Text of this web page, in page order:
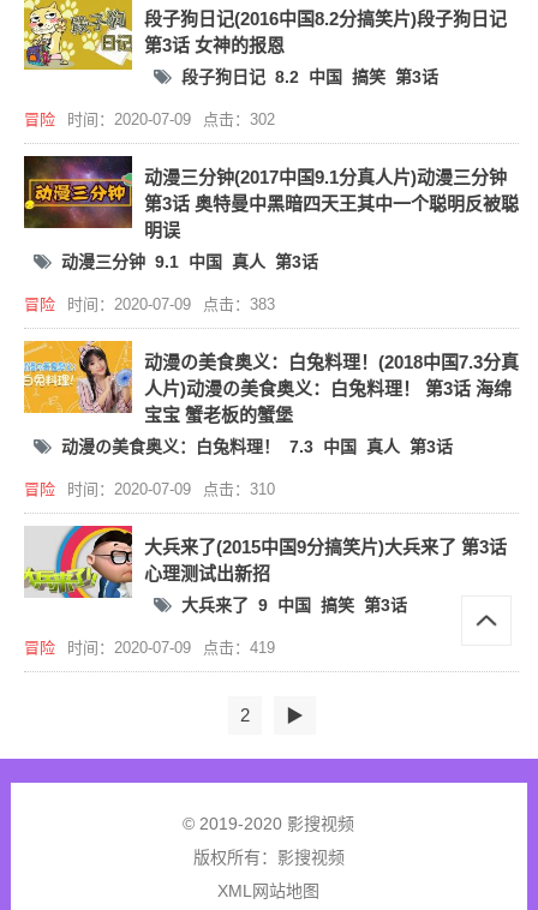
段子狗日记(2016中国8.2分搞笑片)段子狗日记
第3话 女神的报恩
段子狗日记 8.2 中国 搞笑 第3话
冒险 时间：2020-07-09 点击：302
动漫三分钟(2017中国9.1分真人片)动漫三分钟
第3话 奥特曼中黑暗四天王其中一个聪明反被聪
明误
动漫三分钟 9.1 中国 真人 第3话
冒险 时间：2020-07-09 点击：383
动漫の美食奥义：白兔料理！(2018中国7.3分真
人片)动漫の美食奥义：白兔料理！ 第3话 海绵
宝宝 蟹老板的蟹堡
动漫の美食奥义：白兔料理！ 7.3 中国 真人 第3话
冒险 时间：2020-07-09 点击：310
大兵来了(2015中国9分搞笑片)大兵来了 第3话
心理测试出新招
大兵来了 9 中国 搞笑 第3话
冒险 时间：2020-07-09 点击：419
2 ▶
© 2019-2020 影搜视频
版权所有： 影搜视频
XML网站地图